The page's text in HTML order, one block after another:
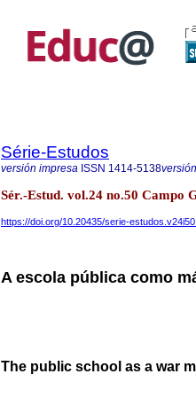
Série-Estudos
versión impresa ISSN 1414-5138
Sér.-Estud. vol.24 no.50 Campo
https://doi.org/10.20435/serie-
A escola pública como
The public school as a war